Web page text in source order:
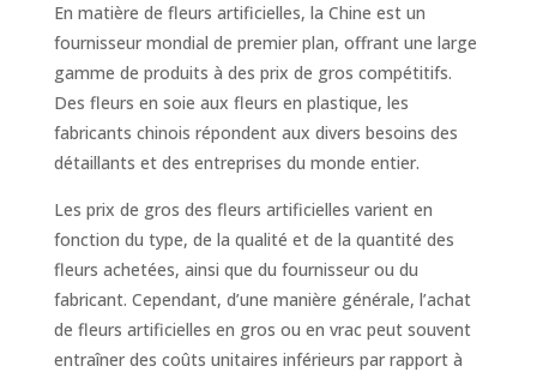
En matière de fleurs artificielles, la Chine est un
fournisseur mondial de premier plan, offrant une large
gamme de produits à des prix de gros compétitifs.
Des fleurs en soie aux fleurs en plastique, les
fabricants chinois répondent aux divers besoins des
détaillants et des entreprises du monde entier.
Les prix de gros des fleurs artificielles varient en
fonction du type, de la qualité et de la quantité des
fleurs achetées, ainsi que du fournisseur ou du
fabricant. Cependant, d’une manière générale, l’achat
de fleurs artificielles en gros ou en vrac peut souvent
entraîner des coûts unitaires inférieurs par rapport à